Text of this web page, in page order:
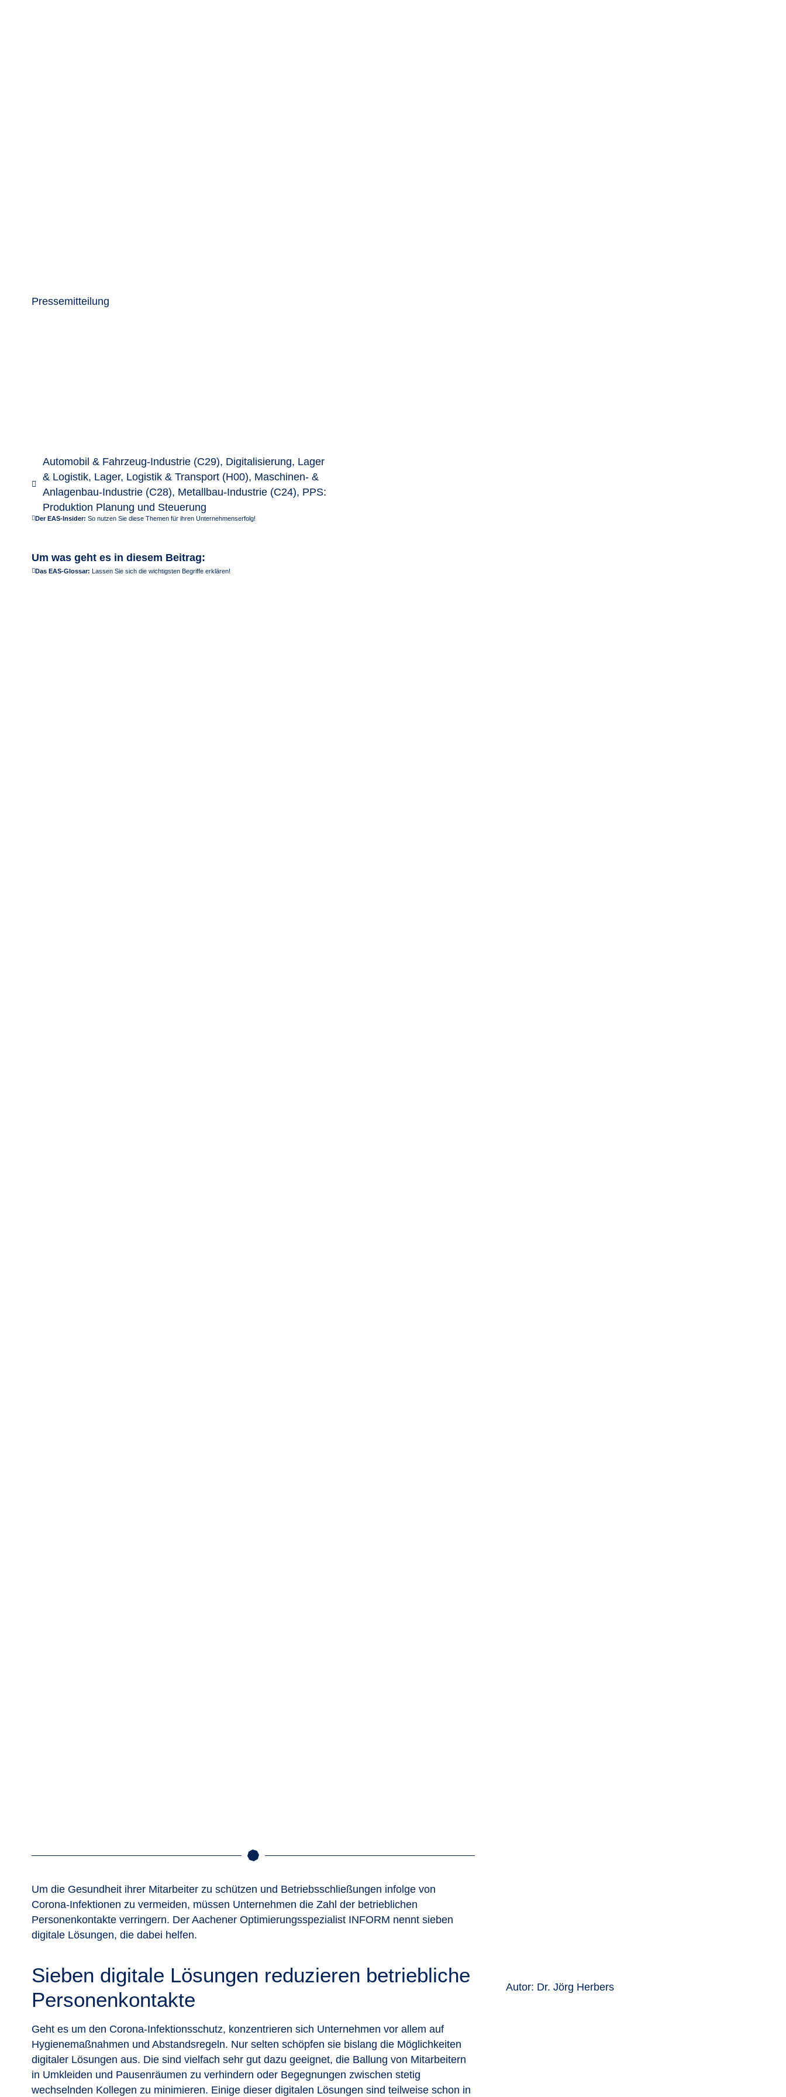
Pressemitteilung
Automobil & Fahrzeug-Industrie (C29), Digitalisierung, Lager
& Logistik, Lager, Logistik & Transport (H00), Maschinen- &
Anlagenbau-Industrie (C28), Metallbau-Industrie (C24), PPS:
Produktion Planung und Steuerung
Der EAS-Insider: So nutzen Sie diese Themen für ihren Unternehmenserfolg!
Um was geht es in diesem Beitrag:
Das EAS-Glossar: Lassen Sie sich die wichtigsten Begriffe erklären!
Um die Gesundheit ihrer Mitarbeiter zu schützen und Betriebsschließungen infolge von
Corona-Infektionen zu vermeiden, müssen Unternehmen die Zahl der betrieblichen
Personenkontakte verringern. Der Aachener Optimierungsspezialist INFORM nennt sieben
digitale Lösungen, die dabei helfen.
Sieben digitale Lösungen reduzieren betriebliche
Personenkontakte
Geht es um den Corona-Infektionsschutz, konzentrieren sich Unternehmen vor allem auf
Hygienemaßnahmen und Abstandsregeln. Nur selten schöpfen sie bislang die Möglichkeiten
digitaler Lösungen aus. Die sind vielfach sehr gut dazu geeignet, die Ballung von Mitarbeitern
in Umkleiden und Pausenräumen zu verhindern oder Begegnungen zwischen stetig
wechselnden Kollegen zu minimieren. Einige dieser digitalen Lösungen sind teilweise schon in
Autor: Dr. Jörg Herbers